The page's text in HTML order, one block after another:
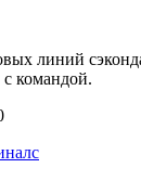
линий
командой.